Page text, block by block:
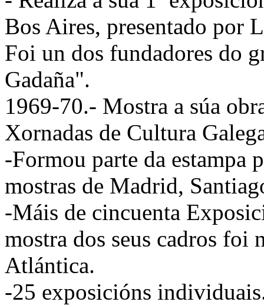
Bos Aires, presentado por
Foi un dos fundadores do
Gadaña".
1969-70.- Mostra a súa
Xornadas de Cultura
-Formou parte da estampa
mostras de Madrid,
-Máis de cincuenta
mostra dos seus cadros foi
Atlántica.
-25 exposicións